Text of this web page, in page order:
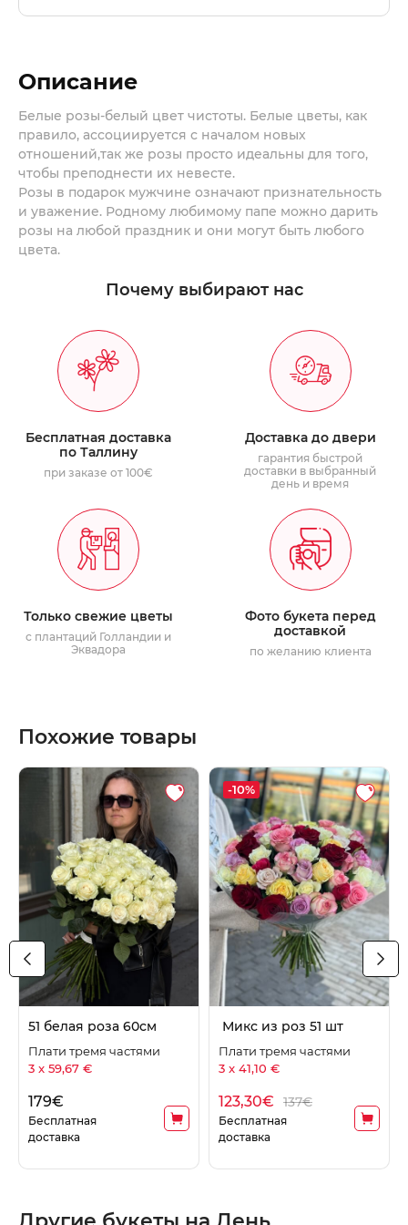
Описание
Белые розы-белый цвет чистоты. Белые цветы, как
правило, ассоциируется с началом новых
отношений,так же розы просто идеальны для того,
чтобы преподнести их невесте.
Розы в подарок мужчине означают признательность
и уважение. Родному любимому папе можно дарить
розы на любой праздник и они могут быть любого
цвета.
-БЕСПЛАТНАЯ доставка по Таллину начиная
-Доставка за пределами Таллина (до 25 км)
NB!Заказ на сегодняшний день
осуществляется в течении трех часов с
момента поступления заказа.
Обслуживание клиентов +372 5911 1063 Пн.-Вс.
Instagraminstagram.com/lillelett
Почему выбирают нас
Бесплатная доставка
по Таллину
при заказе от 100€
Доставка до двери
гарантия быстрой
доставки в выбранный
день и время
Только свежие цветы
с плантаций Голландии и
Эквадора
Фото букета перед
доставкой
по желанию клиента
Похожие товары
51 белая роза 60см
Плати тремя частями
3 x 59,67 €
179€
Бесплатная
доставка
-10%
Микс из роз 51 шт
Плати тремя частями
3 x 41,10 €
123,30€ 137€
Бесплатная
доставка